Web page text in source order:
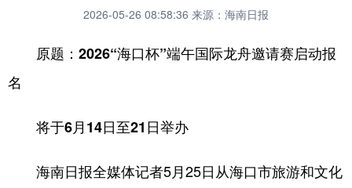
2026-05-26 08:58:36 来源：海南日报
原题：2026“海口杯”端午国际龙舟邀请赛启动报
名
将于6月14日至21日举办
海南日报全媒体记者5月25日从海口市旅游和文化